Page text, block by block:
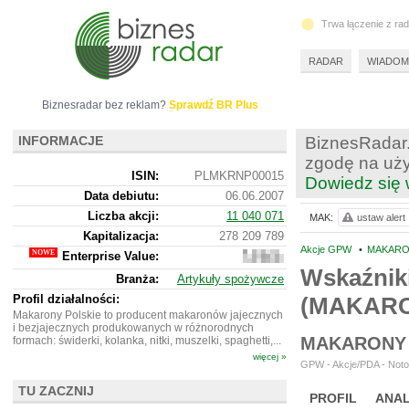
zgodę na
Dowiedz się
Akcje GPW •
GPW - Akcje/PDA -
PROFIL
MAK: ustaw alert
Biznesradar bez reklam? Sprawdź BR Plus
INFORMACJE
ISIN:
PLMKRNP00015
Data debiutu:
06.06.2007
Liczba akcji:
11 040 071
Kapitalizacja:
278 209 789
Enterprise Value:
249
672
789
Branża:
Artykuły spożywcze
Profil działalności:
Makarony Polskie to producent makaronów jajecznych
i bezjajecznych produkowanych w różnorodnych
formach: świderki, kolanka, nitki, muszelki, spaghetti,...
więcej »
TU ZACZNIJ
Trwa łączenie z
RADAR